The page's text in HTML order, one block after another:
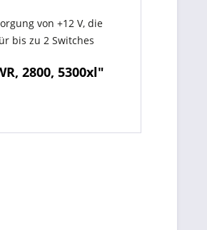
von +12 V, die
bis zu 2 Switches
2800, 5300xl"